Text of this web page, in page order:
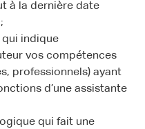
à la dernière date
indique
vos compétences
professionnels) ayant
d’une assistante
qui fait une